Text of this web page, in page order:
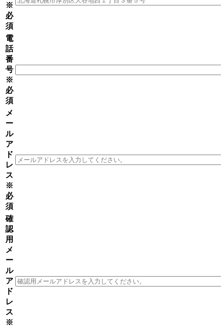
※
必
須
電
話
番
号
※
必
須
メ
ー
ル
ア
ド
レ
ス
※
必
須
確
認
用
メ
ー
ル
ア
ド
レ
ス
※